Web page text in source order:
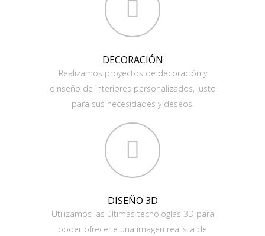
DECORACIÓN
Realizamos proyectos de decoración y
dinseño de interiores personalizados, justo
para sus necesidades y deseos.
DISEÑO 3D
Utilizamos las últimas tecnologías 3D para
poder ofrecerle una imagen realista de